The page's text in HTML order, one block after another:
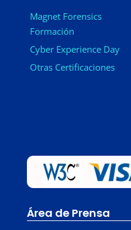
Magnet Forensics
Formación
Cyber Experience Day
Otras Certificaciones
Área de Prensa